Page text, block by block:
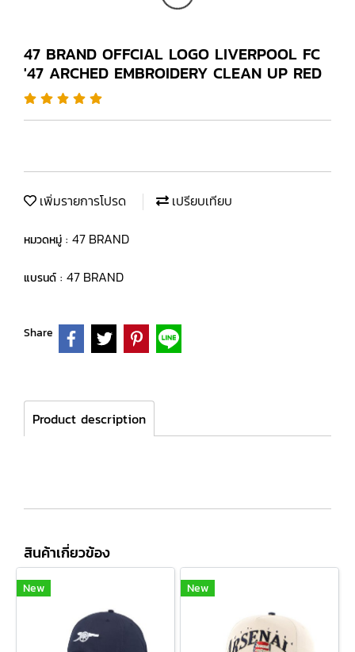
47 BRAND OFFCIAL LOGO LIVERPOOL FC
'47 ARCHED EMBROIDERY CLEAN UP RED
เพิ่มรายการโปรด เปรียบเทียบ
หมวดหมู่ : 47 BRAND
แบรนด์ : 47 BRAND
Share
Product description
สินค้าเกี่ยวข้อง
New New